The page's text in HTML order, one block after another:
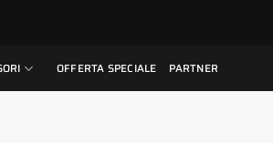
OFFERTA SPECIALE PARTNER